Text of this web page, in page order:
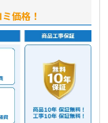
価格！